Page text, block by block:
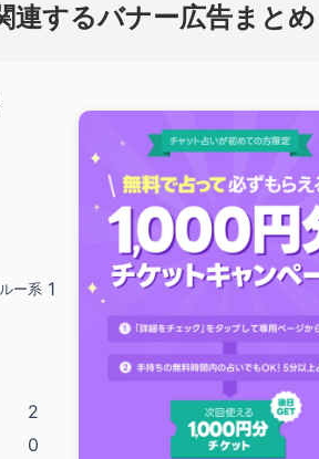
連するバナー広告まとめ
ー系 1
2
0